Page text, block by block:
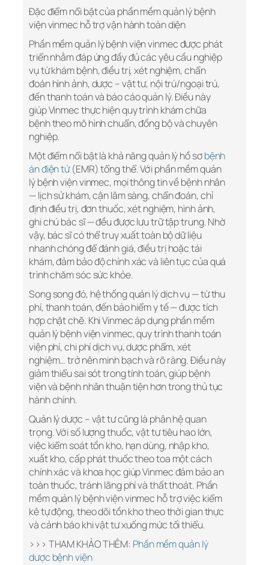
Đặc điểm nổi bật của phần mềm quản lý bệnh
viện vinmec hỗ trợ vận hành toàn diện
Phần mềm quản lý bệnh viện vinmec được phát
triển nhằm đáp ứng đầy đủ các yêu cầu nghiệp
vụ từ khám bệnh, điều trị, xét nghiệm, chẩn
đoán hình ảnh, dược – vật tư, nội trú/ngoại trú,
đến thanh toán và báo cáo quản lý. Điều này
giúp Vinmec thực hiện quy trình khám chữa
bệnh theo mô hình chuẩn, đồng bộ và chuyên
nghiệp.
Một điểm nổi bật là khả năng quản lý hồ sơbệnh
án điện tử(EMR) tổng thể. Với phần mềm quản
lý bệnh viện vinmec, mọi thông tin về bệnh nhân
— lịch sử khám, cận lâm sàng, chẩn đoán, chỉ
định điều trị, đơn thuốc, xét nghiệm, hình ảnh,
ghi chú bác sĩ — đều được lưu trữ tập trung. Nhờ
vậy, bác sĩ có thể truy xuất toàn bộ dữ liệu
nhanh chóng để đánh giá, điều trị hoặc tái
khám, đảm bảo độ chính xác và liên tục của quá
trình chăm sóc sức khỏe.
Song song đó, hệ thống quản lý dịch vụ — từ thu
phí, thanh toán, đến bảo hiểm y tế — được tích
hợp chặt chẽ. Khi Vinmec áp dụng phần mềm
quản lý bệnh viện vinmec, quy trình thanh toán
viện phí, chi phí dịch vụ, dược phẩm, xét
nghiệm… trở nên minh bạch và rõ ràng. Điều này
giảm thiểu sai sót trong tính toán, giúp bệnh
viện và bệnh nhân thuận tiện hơn trong thủ tục
hành chính.
Quản lý dược – vật tư cũng là phân hệ quan
trọng. Với số lượng thuốc, vật tư tiêu hao lớn,
việc kiểm soát tồn kho, hạn dùng, nhập kho,
xuất kho, cấp phát thuốc theo toa một cách
chính xác và khoa học giúp Vinmec đảm bảo an
toàn thuốc, tránh lãng phí và thất thoát. Phần
mềm quản lý bệnh viện vinmec hỗ trợ việc kiểm
kê tự động, theo dõi tồn kho theo thời gian thực
và cảnh báo khi vật tư xuống mức tối thiểu.
>>> THAM KHẢO THÊM: Phần mềm quản lý
dược bệnh viện